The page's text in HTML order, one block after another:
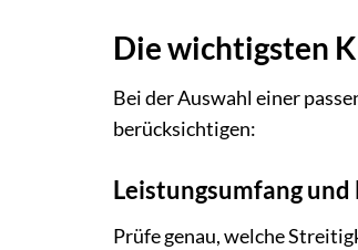
Die wichtigsten
Bei der Auswahl einer
berücksichtigen:
Leistungsumfang und
Prüfe genau, welche